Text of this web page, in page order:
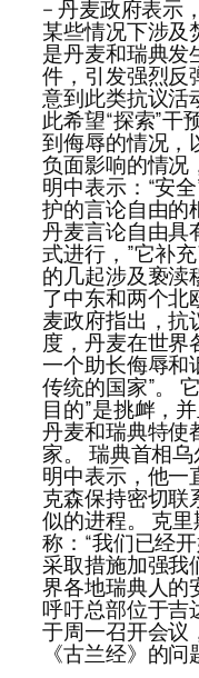
– 丹麦政府表示
某些情况下涉及
是丹麦和瑞典发
件，引发强烈反
意到此类抗议活
此希望“探索”干
到侮辱的情况，
负面影响的情况
明中表示：“安
护的言论自由的
丹麦言论自由具
式进行，”它补
的几起涉及亵渎
了中东和两个北
麦政府指出，抗
度，丹麦在世界
一个助长侮辱和
传统的国家”。
目的”是挑衅，
丹麦和瑞典特使
家。 瑞典首相
明中表示，他一
克森保持密切联
似的进程。 克
称：“我们已经
采取措施加强我
界各地瑞典人的
呼吁总部位于吉
于周一召开会议
《古兰经》的问